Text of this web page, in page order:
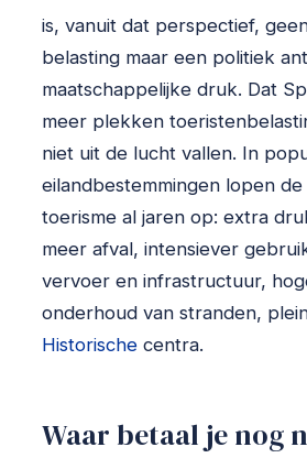
is, vanuit dat perspectief,
belasting maar een politiek
maatschappelijke druk. Dat
meer plekken
niet uit de lucht vallen. In
eilandbestemmingen lopen
toerisme al jaren op: extra
meer afval, intensiever
vervoer en infrastructuur,
onderhoud van stranden,
Historische centra.
Waar betaal je nog